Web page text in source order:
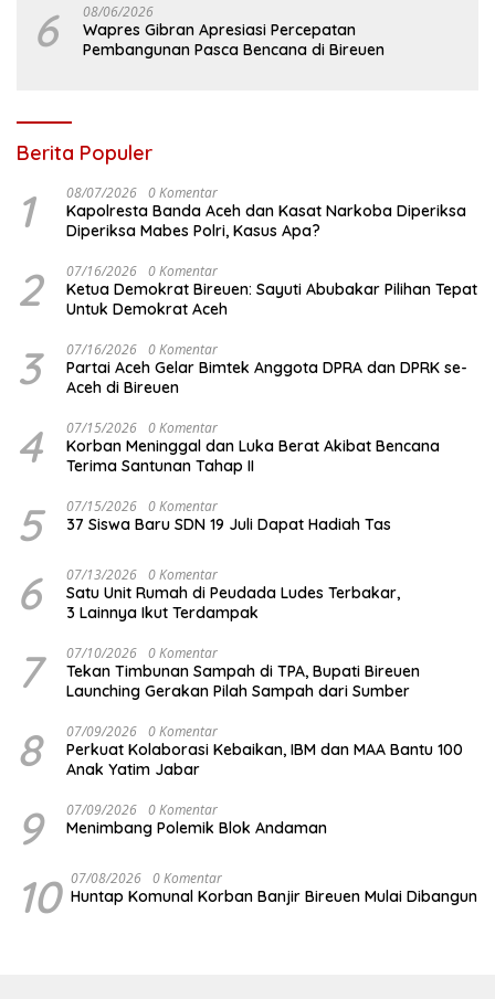
6 08/06/2026
Wapres Gibran Apresiasi Percepatan
Pembangunan Pasca Bencana di Bireuen
Berita Populer
1 08/07/2026 0 Komentar
Kapolresta Banda Aceh dan Kasat Narkoba Diperiksa
Diperiksa Mabes Polri, Kasus Apa?
2 07/16/2026 0 Komentar
Ketua Demokrat Bireuen: Sayuti Abubakar Pilihan Tepat
Untuk Demokrat Aceh
3 07/16/2026 0 Komentar
Partai Aceh Gelar Bimtek Anggota DPRA dan DPRK se-
Aceh di Bireuen
4 07/15/2026 0 Komentar
Korban Meninggal dan Luka Berat Akibat Bencana
Terima Santunan Tahap II
5 07/15/2026 0 Komentar
37 Siswa Baru SDN 19 Juli Dapat Hadiah Tas
6 07/13/2026 0 Komentar
Satu Unit Rumah di Peudada Ludes Terbakar,
3 Lainnya Ikut Terdampak
7 07/10/2026 0 Komentar
Tekan Timbunan Sampah di TPA, Bupati Bireuen
Launching Gerakan Pilah Sampah dari Sumber
8 07/09/2026 0 Komentar
Perkuat Kolaborasi Kebaikan, IBM dan MAA Bantu 100
Anak Yatim Jabar
9 07/09/2026 0 Komentar
Menimbang Polemik Blok Andaman
10 07/08/2026 0 Komentar
Huntap Komunal Korban Banjir Bireuen Mulai Dibangun